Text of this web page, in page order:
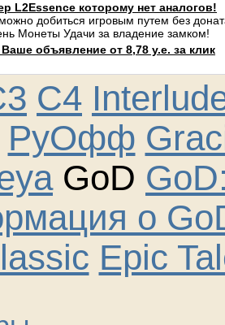
L2Essence которому нет аналогов!
добиться игровым путем без
Монеты Удачи за владение замком!
объявление от 8,78 у.е. за клик
C4
РуОфф
GoD
о
Epic